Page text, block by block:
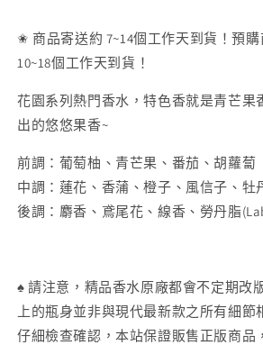
Un
Jardin
sur
Nil
淡
水
Eau
de
量
減
少
Un
Jardin
sur
Nil
香
水
Eau
de
量
增
加
✬ 商品寄送約 7~14個工作天到貨！預
10~18個工作天到貨！
花園系列熱門香水，特色香就是青芒果
出的悠悠果香~
前調：葡萄柚、青芒果、番茄、胡蘿蔔
中調：蓮花、香蒲、橙子、風信子、牡
後調：麝香、鳶尾花、線香、勞丹脂
♠ 請注意，精品香水原廠都會不定期改
上的瓶身並非與現代最新款之所有細
仔細檢查確認，本站保證販售正版商品